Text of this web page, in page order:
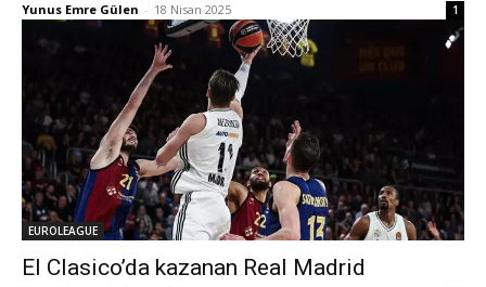
Yunus Emre Gülen - 18 Nisan 2025 1
EUROLEAGUE
El Clasico’da kazanan Real Madrid